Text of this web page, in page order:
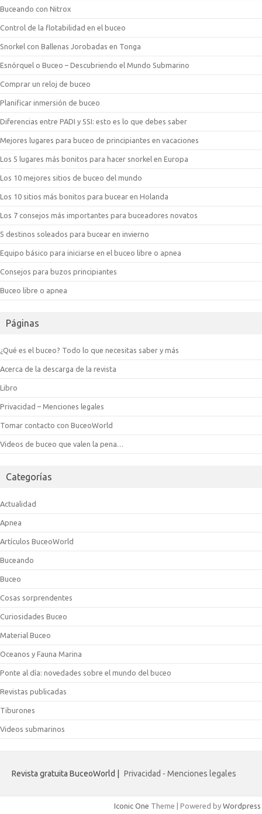
Buceando con Nitrox
Control de la flotabilidad en el buceo
Snorkel con Ballenas Jorobadas en Tonga
Esnórquel o Buceo – Descubriendo el Mundo Submarino
Comprar un reloj de buceo
Planificar inmersión de buceo
Diferencias entre PADI y SSI: esto es lo que debes saber
Mejores lugares para buceo de principiantes en vacaciones
Los 5 lugares más bonitos para hacer snorkel en Europa
Los 10 mejores sitios de buceo del mundo
Los 10 sitios más bonitos para bucear en Holanda
Los 7 consejos más importantes para buceadores novatos
5 destinos soleados para bucear en invierno
Equipo básico para iniciarse en el buceo libre o apnea
Consejos para buzos principiantes
Buceo libre o apnea
Páginas
¿Qué es el buceo? Todo lo que necesitas saber y más
Acerca de la descarga de la revista
Libro
Privacidad – Menciones legales
Tomar contacto con BuceoWorld
Videos de buceo que valen la pena…
Categorías
Actualidad
Apnea
Artículos BuceoWorld
Buceando
Buceo
Cosas sorprendentes
Curiosidades Buceo
Material Buceo
Oceanos y Fauna Marina
Ponte al día: novedades sobre el mundo del buceo
Revistas publicadas
Tiburones
Videos submarinos
Revista gratuita BuceoWorld | Privacidad - Menciones legales
Iconic One Theme | Powered by Wordpress